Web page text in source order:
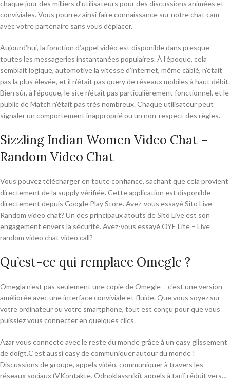
chaque jour des milliers d’utilisateurs pour des discussions animées et
conviviales. Vous pourrez ainsi faire connaissance sur notre chat cam
avec votre partenaire sans vous déplacer.
Aujourd’hui, la fonction d’appel vidéo est disponible dans presque
toutes les messageries instantanées populaires. À l’époque, cela
semblait logique, automotive la vitesse d’internet, même câblé, n’était
pas la plus élevée, et il n’était pas query de réseaux mobiles à haut débit.
Bien sûr, à l’époque, le site n’était pas particulièrement fonctionnel, et le
public de Match n’était pas très nombreux. Chaque utilisateur peut
signaler un comportement inapproprié ou un non-respect des règles.
Sizzling Indian Women Video Chat –
Random Video Chat
Vous pouvez télécharger en toute confiance, sachant que cela provient
directement de la supply vérifiée. Cette application est disponible
directement depuis Google Play Store. Avez-vous essayé Sito Live –
Random video chat? Un des principaux atouts de Sito Live est son
engagement envers la sécurité. Avez-vous essayé OYE Lite – Live
random video chat video call?
Qu’est-ce qui remplace Omegle ?
Omegla n'est pas seulement une copie de Omegle – c'est une version
améliorée avec une interface conviviale et fluide. Que vous soyez sur
votre ordinateur ou votre smartphone, tout est conçu pour que vous
puissiez vous connecter en quelques clics.
Azar vous connecte avec le reste du monde grâce à un easy glissement
de doigt.C’est aussi easy de communiquer autour du monde !
Discussions de groupe, appels vidéo, communiquer à travers les
réseaux sociaux (VKontakte, Odnoklassniki), appels à tarif réduit vers…